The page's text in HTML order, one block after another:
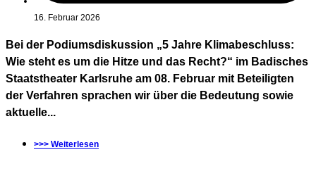
16. Februar 2026
Bei der Podiumsdiskussion „5 Jahre Klimabeschluss:
Wie steht es um die Hitze und das Recht?“ im Badisches
Staatstheater Karlsruhe am 08. Februar mit Beteiligten
der Verfahren sprachen wir über die Bedeutung sowie
aktuelle...
>>> Weiterlesen